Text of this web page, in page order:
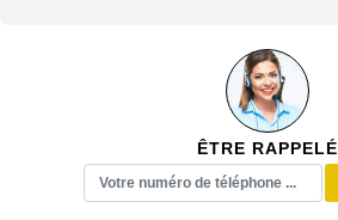
ÊTRE RAPPELÉ